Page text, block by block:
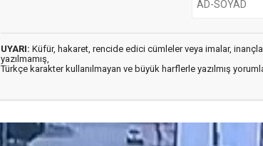
UYARI: Küfür, hakaret, rencide edici cümleler veya imalar,
yazılmamış,
Türkçe karakter kullanılmayan ve büyük harflerle yazılmış